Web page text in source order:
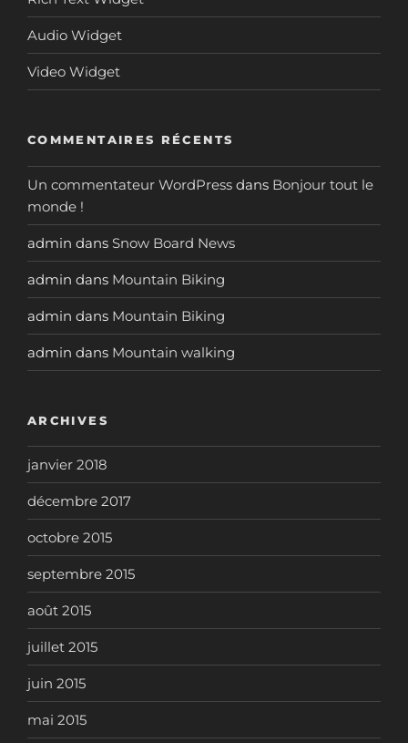
Audio Widget
Video Widget
COMMENTAIRES RÉCENTS
Un commentateur WordPress dans Bonjour tout le
monde !
admin dans Snow Board News
admin dans Mountain Biking
admin dans Mountain Biking
admin dans Mountain walking
ARCHIVES
janvier 2018
décembre 2017
octobre 2015
septembre 2015
août 2015
juillet 2015
juin 2015
mai 2015